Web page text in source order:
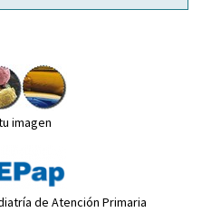
imagen
de Atención Primaria